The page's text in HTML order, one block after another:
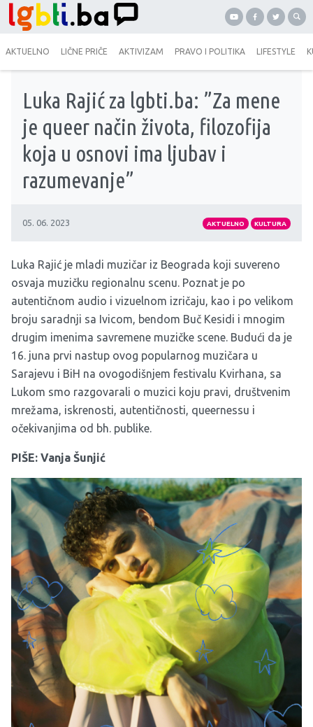
AKTUELNO LIČNE PRIČE AKTIVIZAM PRAVO I POLITIKA LIFESTYLE
Luka Rajić za lgbti.ba: ”Za mene
je queer način života, filozofija
koja u osnovi ima ljubav i
razumevanje”
05. 06. 2023 AKTUELNO KULTURA
Luka Rajić je mladi muzičar iz Beograda koji suvereno
osvaja muzičku regionalnu scenu. Poznat je po
autentičnom audio i vizuelnom izričaju, kao i po velikom
broju saradnji sa Ivicom, bendom Buč Kesidi i mnogim
drugim imenima savremene muzičke scene. Budući da je
16. juna prvi nastup ovog popularnog muzičara u
Sarajevu i BiH na ovogodišnjem festivalu Kvirhana, sa
Lukom smo razgovarali o muzici koju pravi, društvenim
mrežama, iskrenosti, autentičnosti, queernessu i
očekivanjima od bh. publike.
PIŠE: Vanja Šunjić